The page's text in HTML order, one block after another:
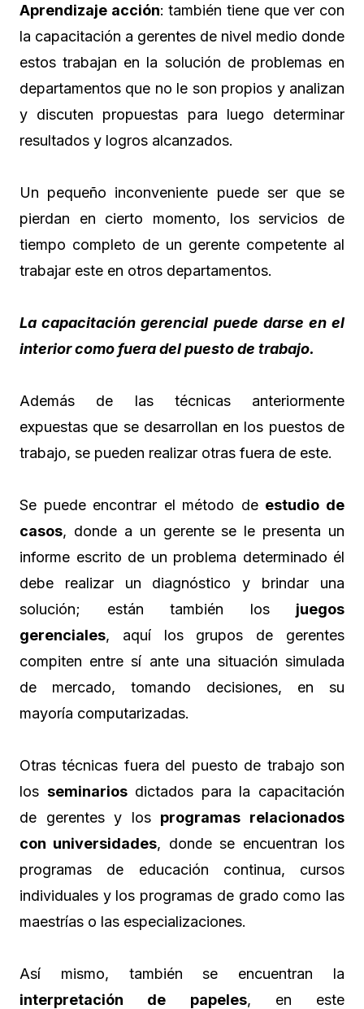
Aprendizaje acción: también tiene que ver con
la capacitación a gerentes de nivel medio donde
estos trabajan en la solución de problemas en
departamentos que no le son propios y analizan
y discuten propuestas para luego determinar
resultados y logros alcanzados.
Un pequeño inconveniente puede ser que se
pierdan en cierto momento, los servicios de
tiempo completo de un gerente competente al
trabajar este en otros departamentos.
La capacitación gerencial puede darse en el
interior como fuera del puesto de trabajo.
Además de las técnicas anteriormente
expuestas que se desarrollan en los puestos de
trabajo, se pueden realizar otras fuera de este.
Se puede encontrar el método de estudio de
casos, donde a un gerente se le presenta un
informe escrito de un problema determinado él
debe realizar un diagnóstico y brindar una
solución; están también los juegos
gerenciales, aquí los grupos de gerentes
compiten entre sí ante una situación simulada
de mercado, tomando decisiones, en su
mayoría computarizadas.
Otras técnicas fuera del puesto de trabajo son
los seminariosdictados para la capacitación
de gerentes y los programas relacionados
con universidades, donde se encuentran los
programas de educación continua, cursos
individuales y los programas de grado como las
maestrías o las especializaciones.
Así mismo, también se encuentran la
interpretación de papeles, en este